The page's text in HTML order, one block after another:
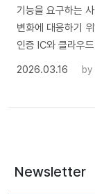
기능을 요구하는
변화에 대응하기
인증 IC와 클라우
2026.03.16
by
Newsletter